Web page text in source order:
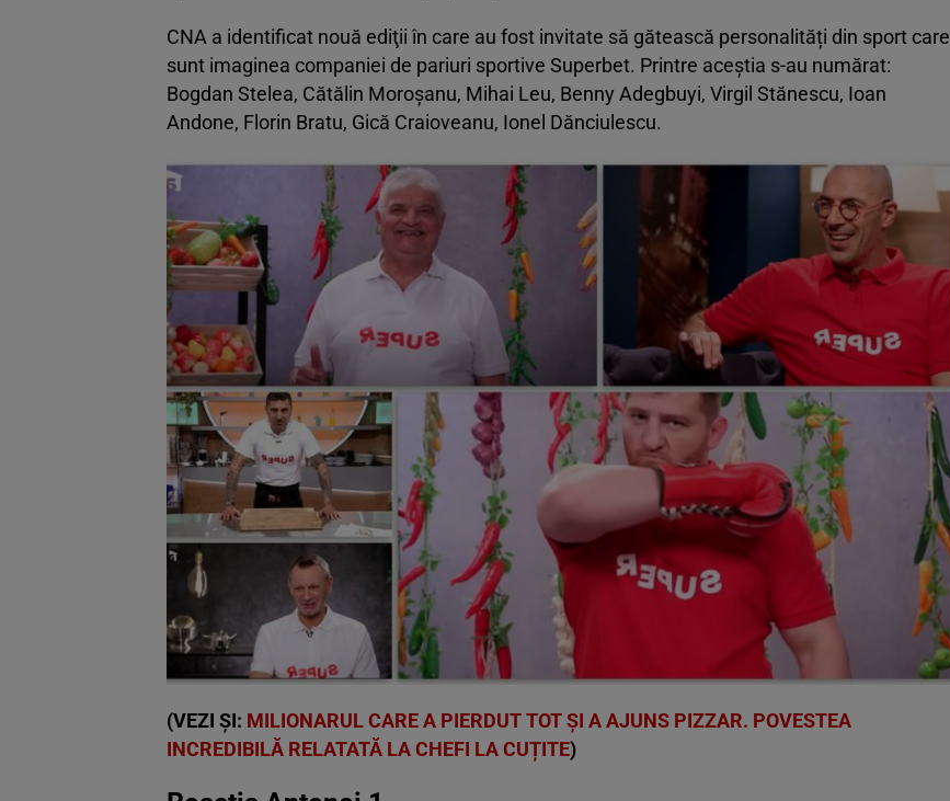
CNA a identificat nouă ediţii în care au fost invitate să gătească personalități din sport care
sunt imaginea companiei de pariuri sportive Superbet. Printre aceștia s-au numărat:
Bogdan Stelea, Cătălin Moroșanu, Mihai Leu, Benny Adegbuyi, Virgil Stănescu, Ioan
Andone, Florin Bratu, Gică Craioveanu, Ionel Dănciulescu.
(VEZI ȘI: MILIONARUL CARE A PIERDUT TOT ȘI A AJUNS PIZZAR. POVESTEA
INCREDIBILĂ RELATATĂ LA CHEFI LA CUȚITE)